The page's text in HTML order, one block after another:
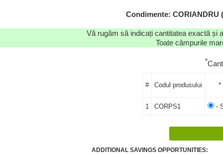
Condimente: CORIANDRU
Vă rugăm să indicați cantitatea exactă și
Toate câmpurile
*
# Codul produsului *
1 CORPS1 -
ADDITIONAL SAVINGS OPPORTUNITIES: